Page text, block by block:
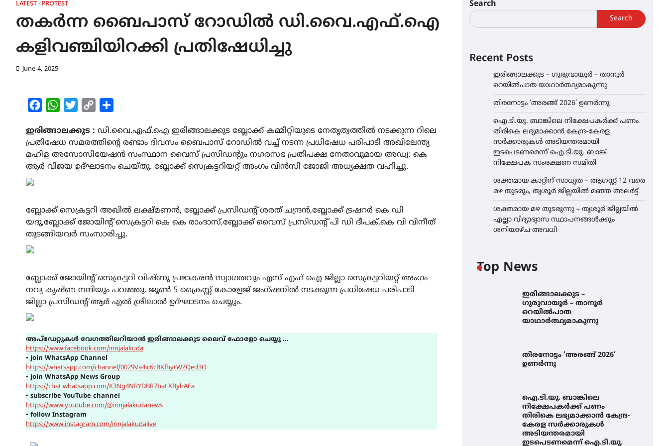
LATEST PROTEST
തകർന്ന ബൈപാസ് റോഡിൽ ഡി.വൈ.എഫ്.ഐ
കളിവഞ്ചിയിറക്കി പ്രതിഷേധിച്ചു
June 4, 2025
FacebookWhatsAppTwitterCopy
ഇരിങ്ങാലക്കുട : ഡി.വൈ.എഫ്.ഐ ഇരിങ്ങാലക്കുട ബ്ലോക്ക്‌ കമ്മിറ്റിയുടെ നേതൃത്വത്തിൽ നടക്കുന്ന റിലെ
പ്രതിഷേധ സമരത്തിന്റെ രണ്ടാം ദിവസം ബൈപാസ് റോഡിൽ വച്ച് നടന്ന പ്രധിഷേധ പരിപാടി അഖിലേന്ത്യ
മഹിള അസോസിയേഷൻ സംസ്ഥാന വൈസ് പ്രസിഡന്റും നഗരസഭ പ്രതിപക്ഷ നേതാവുമായ അഡ്വ: കെ
ആർ വിജയ ഉദ്ഘാടനം ചെയ്തു. ബ്ലോക്ക്‌ സെക്രട്ടറിയറ്റ് അംഗം വിൻസി ജോജി അധ്യക്ഷത വഹിച്ചു.
ബ്ലോക്ക്‌ സെക്രട്ടറി അഖിൽ ലക്ഷ്മണൻ, ബ്ലോക്ക്‌ പ്രസിഡന്റ് ശരത് ചന്ദ്രൻ,ബ്ലോക്ക്‌ ട്രഷറർ കെ ഡി
യദു,ബ്ലോക്ക്‌ ജോയിന്റ് സെക്രട്ടറി കെ കെ രാംദാസ്,ബ്ലോക്ക്‌ വൈസ് പ്രസിഡന്റ് പി ഡി ദീപക്,കെ വി വിനീത്
തുടങ്ങിയവർ സംസാരിച്ചു.
ബ്ലോക്ക്‌ ജോയിന്റ് സെക്രട്ടറി വിഷ്ണു പ്രഭാകരൻ സ്വാഗതവും എസ് എഫ് ഐ ജില്ലാ സെക്രട്ടറിയറ്റ് അംഗം
നവ്യ കൃഷ്ണ നന്ദിയും പറഞ്ഞു. ജൂൺ 5 ക്രൈസ്റ്റ് കോളേജ് ജംഗ്ഷനിൽ നടക്കുന്ന പ്രധിഷേധ പരിപാടി
ജില്ലാ പ്രസിഡന്റ് ആർ എൽ ശ്രീലാൽ ഉദ്ഘാടനം ചെയ്യും.
അപ്ഡേറ്റുകൾ വേഗത്തിലറിയാൻ ഇരിങ്ങാലക്കുട ലൈവ് ഫോളോ ചെയ്യൂ …
https://www.facebook.com/irinjalakuda
▪join WhatsApp Channel
https://whatsapp.com/channel/0029Va4ic6cBKfhytWZQed3O
▪join WhatsApp News Group
https://chat.whatsapp.com/K3Ng4NRYDBR7baLXByhAEa
▪ subscribe YouTube channel
https://www.youtube.com/@irinjalakudanews
▪ follow Instagram
https://www.instagram.com/irinjalakudalive
Search
Search
Recent Posts
ഇരിങ്ങാലക്കുട – ഗുരുവായൂർ – താനൂർ
റെയിൽപാത യാഥാർത്ഥ്യമാകുന്നു
തിരനോട്ടം ‘അരങ്ങ് 2026’ ഉണർന്നു
ഐ.ടി.യു. ബാങ്കിലെ നിക്ഷേപകർക്ക് പണം
തിരികെ ലഭ്യമാക്കാൻ കേന്ദ്ര-കേരള
സർക്കാരുകൾ അടിയന്തരമായി
ഇടപെടണമെന്ന് ഐ.ടി.യു. ബാങ്ക്
നിക്ഷേപക സംരക്ഷണ സമിതി
ശക്തമായ കാറ്റിന് സാധ്യത – ആഗസ്റ്റ് 12 വരെ
മഴ തുടരും, തൃശൂർ ജില്ലയിൽ മഞ്ഞ അലർട്ട്
ശക്തമായ മഴ തുടരുന്നു – തൃശൂർ ജില്ലയിൽ
എല്ലാ വിദ്യാഭ്യാസ സ്ഥാപനങ്ങൾക്കും
ശനിയാഴ്ച അവധി
Top News
ഇരിങ്ങാലക്കുട –
ഗുരുവായൂർ – താനൂർ
റെയിൽപാത
യാഥാർത്ഥ്യമാകുന്നു
തിരനോട്ടം ‘അരങ്ങ് 2026’
ഉണർന്നു
ഐ.ടി.യു. ബാങ്കിലെ
നിക്ഷേപകർക്ക് പണം
തിരികെ ലഭ്യമാക്കാൻ കേന്ദ്ര-
കേരള സർക്കാരുകൾ
അടിയന്തരമായി
ഇടപെടണമെന്ന് ഐ.ടി.യു.